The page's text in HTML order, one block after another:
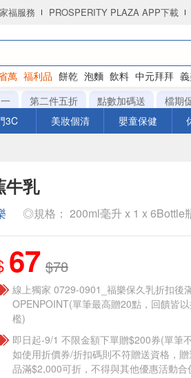
福服務 PROSPERITY PLAZA APP下載
萬 福利品 餅乾 泡麵 飲料 中元拜拜
第二件五折 點數加碼送
檔期
3C 美妝個清 嬰童保健
牛乳
◎規格： 200ml毫升 x 1 x 6Bottle
67 $78
線上獨家 0729-0901_福樂保久乳折扣後
OPENPOINT(單筆最高贈20點，回饋皆
檻)
即日起-9/1 不限金額下單贈$200券(單筆
如使用折價券/折扣碼則不符贈送資格，
品滿$2,000可折，不得與其他優惠活動合